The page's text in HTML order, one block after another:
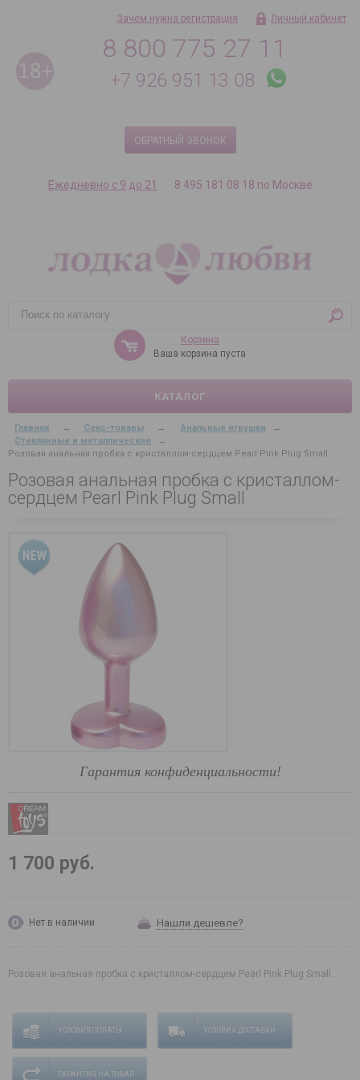
8 800 775 27 11
+7 926 951 13 08
ОБРАТНЫЙ ЗВОНОК
Зачем нужна регистрация Личный кабинет
Ежедневно с 9 до 21 8 495 181 08 18 по Москве
Корзина
Ваша корзина пуста
КАТАЛОГ
Главная → Секс-товары → Анальные игрушки
→
Стеклянные и металлические
→
Розовая анальная пробка с кристаллом-сердцем Pearl Pink Plug Small
Розовая анальная пробка с кристаллом-
сердцем Pearl Pink Plug Small
Гарантия конфиденциальности!
1 700 руб.
Нет в наличии Нашли дешевле?
Розовая анальная пробка с кристаллом-сердцем Pearl Pink Plug Small.
УСЛОВИЯ ОПЛАТЫ УСЛОВИЯ ДОСТАВКИ
ГАРАНТИЯ НА ТОВАР